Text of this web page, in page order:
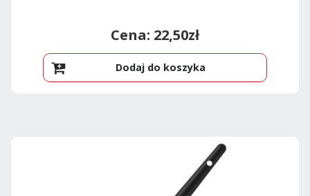
22,50zł
Dodaj do koszyka